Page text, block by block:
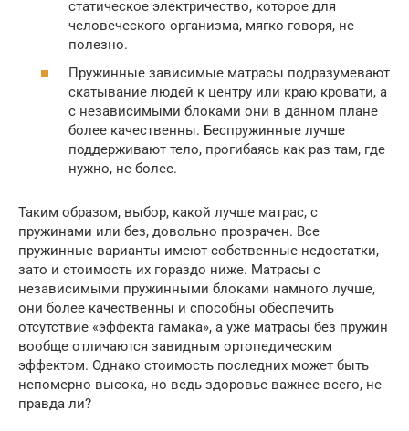
статическое электричество, которое для
человеческого организма, мягко говоря, не
полезно.
Пружинные зависимые матрасы подразумевают
скатывание людей к центру или краю кровати, а
с независимыми блоками они в данном плане
более качественны. Беспружинные лучше
поддерживают тело, прогибаясь как раз там, где
нужно, не более.
Таким образом, выбор, какой лучше матрас, с
пружинами или без, довольно прозрачен. Все
пружинные варианты имеют собственные недостатки,
зато и стоимость их гораздо ниже. Матрасы с
независимыми пружинными блоками намного лучше,
они более качественны и способны обеспечить
отсутствие «эффекта гамака», а уже матрасы без пружин
вообще отличаются завидным ортопедическим
эффектом. Однако стоимость последних может быть
непомерно высока, но ведь здоровье важнее всего, не
правда ли?